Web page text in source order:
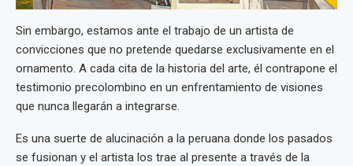
Sin embargo, estamos ante el trabajo de un artista de
convicciones que no pretende quedarse exclusivamente en el
ornamento. A cada cita de la historia del arte, él contrapone el
testimonio precolombino en un enfrentamiento de visiones
que nunca llegarán a integrarse.
Es una suerte de alucinación a la peruana donde los pasados
se fusionan y el artista los trae al presente a través de la